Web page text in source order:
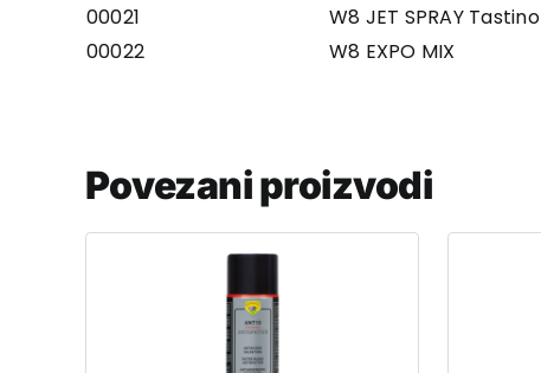
00021
W8 JET SPRAY Tastino
00022
W8 EXPO MIX
Povezani proizvodi